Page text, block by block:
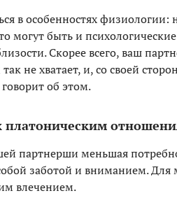
в особенностях физиологии:
могут быть и
Скорее всего, ваш
не хватает, и, со своей
об этом.
платоническим
партнерши меньшая
заботой и вниманием.
влечением.